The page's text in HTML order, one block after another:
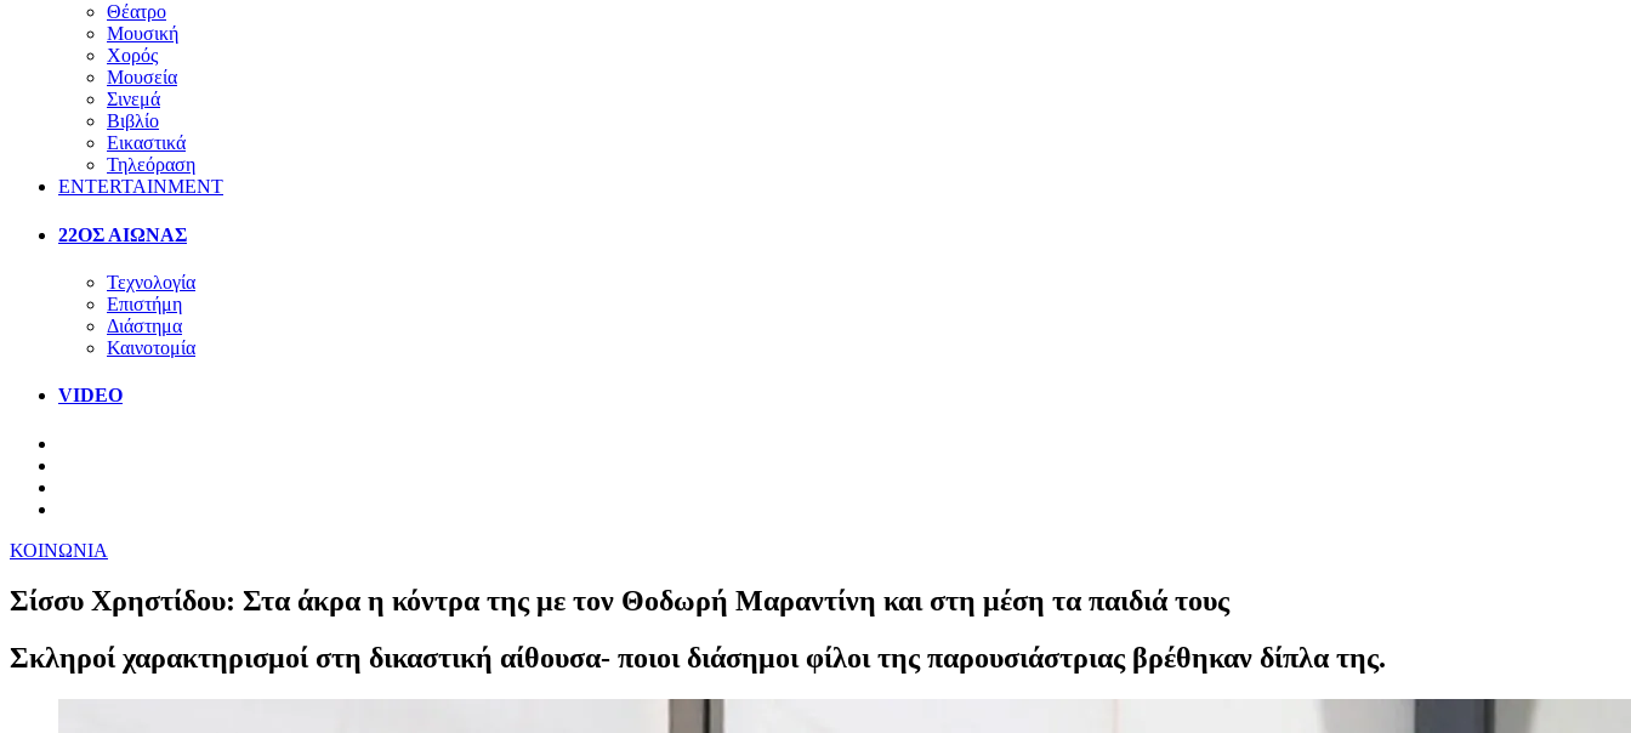
Θέατρο
Μουσική
Χορός
Μουσεία
Σινεμά
Βιβλίο
Εικαστικά
Τηλεόραση
ENTERTAINMENT
22ΟΣ ΑΙΩΝΑΣ
Τεχνολογία
Επιστήμη
Διάστημα
Καινοτομία
VIDEO
ΚΟΙΝΩΝΙΑ
Σίσσυ Χρηστίδου: Στα άκρα η κόντρα της με τον Θοδωρή Μαραντίνη και στη μέση τα παιδιά τους
Σκληροί χαρακτηρισμοί στη δικαστική αίθουσα- ποιοι διάσημοι φίλοι της παρουσιάστριας βρέθηκαν δίπλα της.